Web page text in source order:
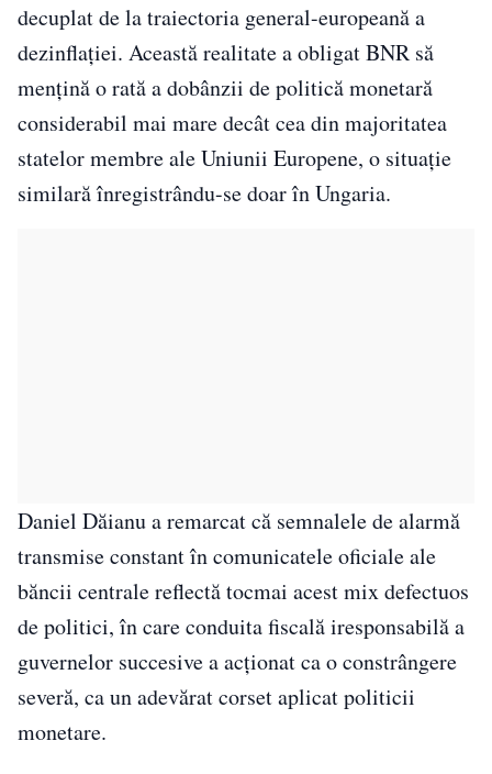
decuplat de la traiectoria general-europeană a
dezinflației. Această realitate a obligat BNR să
mențină o rată a dobânzii de politică monetară
considerabil mai mare decât cea din majoritatea
statelor membre ale Uniunii Europene, o situație
similară înregistrându-se doar în Ungaria.
Daniel Dăianu a remarcat că semnalele de alarmă
transmise constant în comunicatele oficiale ale
băncii centrale reflectă tocmai acest mix defectuos
de politici, în care conduita fiscală iresponsabilă a
guvernelor succesive a acționat ca o constrângere
severă, ca un adevărat corset aplicat politicii
monetare.